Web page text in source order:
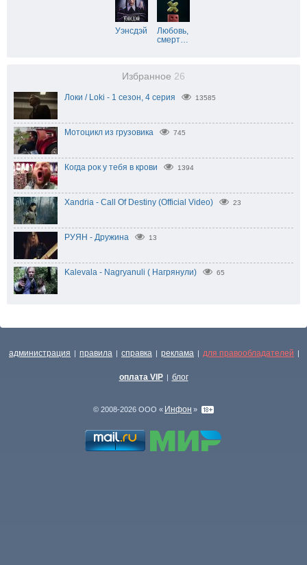
Уэнсдэй
Любовь,
смерт…
Избранное 26
Локи / Loki - 1 сезон, 4 серия 13585
Мотоцикл из грузовика 745
Когда рок у тебя в крови 1394
Xandria - Call Of Destiny (Official Video) 23
РУЯН - Дружина 13
Kalevala - Nagryanuli ( Нагрянули) 65
администрация | правила | справка | реклама | для правообладателей |
оплата VIP | блог
© 2008-2026 ООО « Инфон »